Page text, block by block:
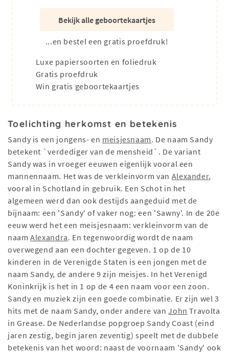
Bekijk alle geboortekaartjes
...en bestel een gratis proefdruk!
Luxe papiersoorten en foliedruk
Gratis proefdruk
Win gratis geboortekaartjes
Toelichting herkomst en betekenis
Sandy is een jongens- en meisjesnaam. De naam Sandy
betekent `verdediger van de mensheid`. De variant
Sandy was in vroeger eeuwen eigenlijk vooral een
mannennaam. Het was de verkleinvorm van Alexander,
vooral in Schotland in gebruik. Een Schot in het
algemeen werd dan ook destijds aangeduid met de
bijnaam: een 'Sandy' of vaker nog: een 'Sawny'. In de 20e
eeuw werd het een meisjesnaam: verkleinvorm van de
naamAlexandra. En tegenwoordig wordt de naam
overwegend aan een dochter gegeven. 1 op de 10
kinderen in de Verenigde Staten is een jongen met de
naam Sandy, de andere 9 zijn meisjes. In het Verenigd
Koninkrijk is het in 1 op de 4 een naam voor een zoon.
Sandy en muziek zijn een goede combinatie. Er zijn wel 3
hits met de naam Sandy, onder andere vanJohn Travolta
in Grease. De Nederlandse popgroep Sandy Coast (eind
jaren zestig, begin jaren zeventig) speelt met de dubbele
betekenis van het woord: naast de voornaam 'Sandy' ook